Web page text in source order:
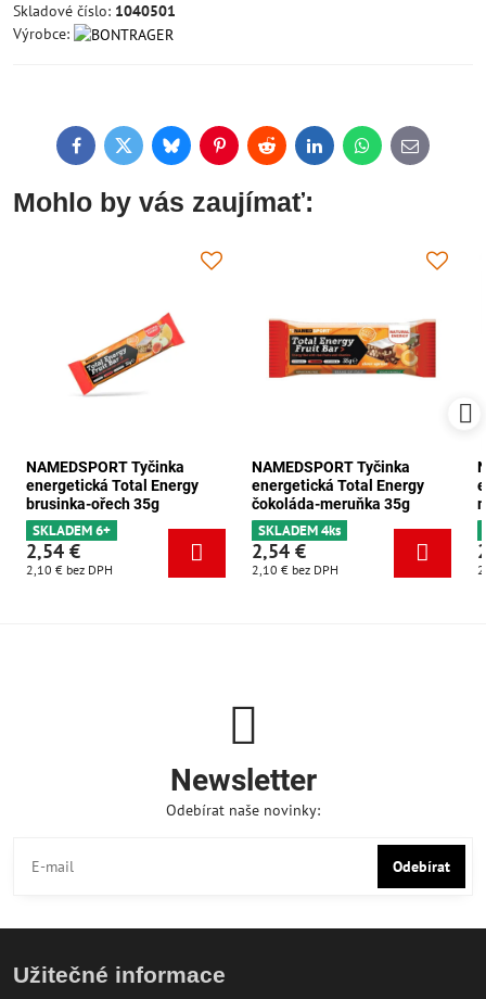
Skladové číslo: 1040501
Výrobce:
FacebookTwitterBlueskyPinterestReddit LinkedInWhatsApp
E-
mail
Mohlo by vás zaujímať:
NAMEDSPORT Tyčinka
energetická Total Energy
brusinka-ořech 35g
SKLADEM 6+
2,54 €
2,10 € bez DPH
NAMEDSPORT Tyčinka
energetická Total Energy
čokoláda-meruňka 35g
SKLADEM 4ks
2,54 €
2,10 € bez DPH
Newsletter
Odebírat naše novinky:
Odebírat
Užitečné informace